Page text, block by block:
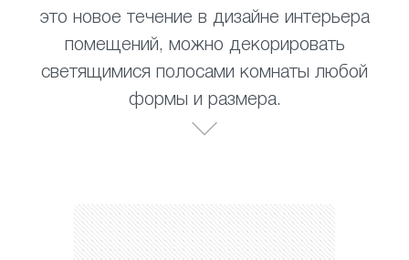
это новое течение в дизайне интерьера
помещений, можно декорировать
светящимися полосами комнаты любой
формы и размера.